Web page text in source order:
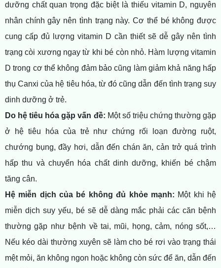
dưỡng chất quan trọng đặc biệt là thiếu vitamin D, nguyên
nhân chính gây nên tình trạng này. Cơ thể bé không được
cung cấp đủ lượng vitamin D cần thiết sẽ dễ gây nên tình
trạng còi xương ngay từ khi bé còn nhỏ. Hàm lượng vitamin
D trong cơ thể không đảm bảo cũng làm giảm khả năng hấp
thụ Canxi của hệ tiêu hóa, từ đó cũng dẫn đến tình trạng suy
dinh dưỡng ở trẻ.
Do hệ tiêu hóa gặp vấn đề: Một số triệu chứng thường gặp
ở hệ tiêu hóa của trẻ như chứng rối loạn đường ruột,
chướng bụng, đầy hơi, dẫn đến chán ăn, cản trở quá trình
hấp thu và chuyển hóa chất dinh dưỡng, khiến bé chậm
tăng cân.
Hệ miễn dịch của bé không đủ khỏe mạnh: Một khi hệ
miễn dịch suy yếu, bé sẽ dễ dàng mắc phải các căn bệnh
thường gặp như bệnh về tai, mũi, họng, cảm, nóng sốt,…
Nếu kéo dài thường xuyên sẽ làm cho bé rơi vào trạng thái
mệt mỏi, ăn không ngon hoặc không còn sức để ăn, dẫn đến